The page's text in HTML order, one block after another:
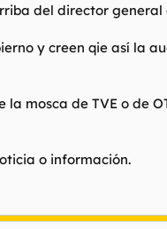
del director
y creen qie así la
mosca de TVE o
o información.